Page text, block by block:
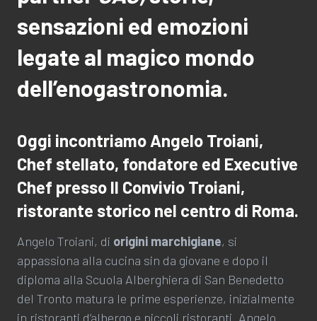
sensazioni ed emozioni
legate al magico mondo
dell’enogastronomia.
Oggi incontriamo Angelo Troiani,
Chef stellato, fondatore ed Executive
Chef presso Il Convivio Troiani,
ristorante storico nel centro di Roma.
Angelo Troiani, di origini marchigiane, si
appassiona alla cucina sin da giovane e dopo il
diploma alla Scuola Alberghiera di San Benedetto
del Tronto matura le prime esperienze, inizialmente
in ristoranti d’albergo e piccoli ristoranti. Angelo